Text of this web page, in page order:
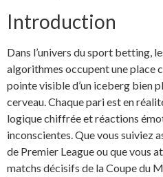
Introduction
Dans l’univers du sport betting,
algorithmes occupent une place
pointe visible d’un iceberg bien
cerveau. Chaque pari est en
logique chiffrée et réactions
inconscientes. Que vous suiviez
de Premier League ou que vous
matchs décisifs de la Coupe du